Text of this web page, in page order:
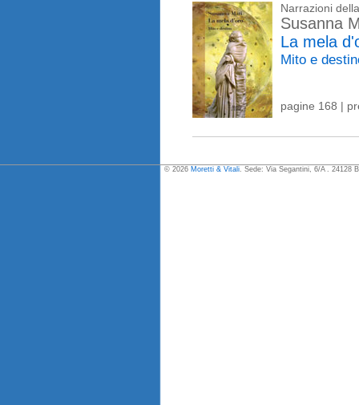
Narrazioni
Susanna
La mela
Mito e
pagine 168 |
© 2026 Moretti & Vitali . Sede: Via Segantini, 6/A . 24128